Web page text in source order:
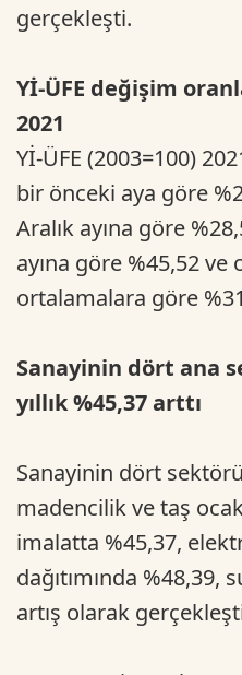
gerçekleşti.
Yİ-ÜFE değişim
2021
Yİ-ÜFE (2003=100)
bir önceki aya göre
Aralık ayına göre
ayına göre %45,52 ve
ortalamalara göre
Sanayinin dört ana
yıllık %45,37 arttı
Sanayinin dört
madencilik ve taş
imalatta %45,37,
dağıtımında %48,39,
artış olarak